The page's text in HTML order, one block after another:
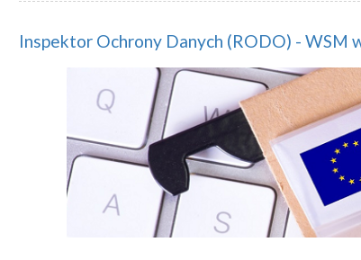
Inspektor Ochrony Danych (RODO) - WSM